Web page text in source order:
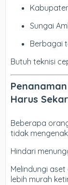
Sungai
Berbagai
Butuh teknisi
Harus
Beberapa
tidak
Hindari
Melindungi
lebih murah